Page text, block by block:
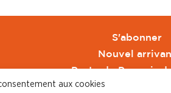
aux cookies
S'abonner
Nouvel
Pacte de Pouvoir
Toute l'actu CFDT